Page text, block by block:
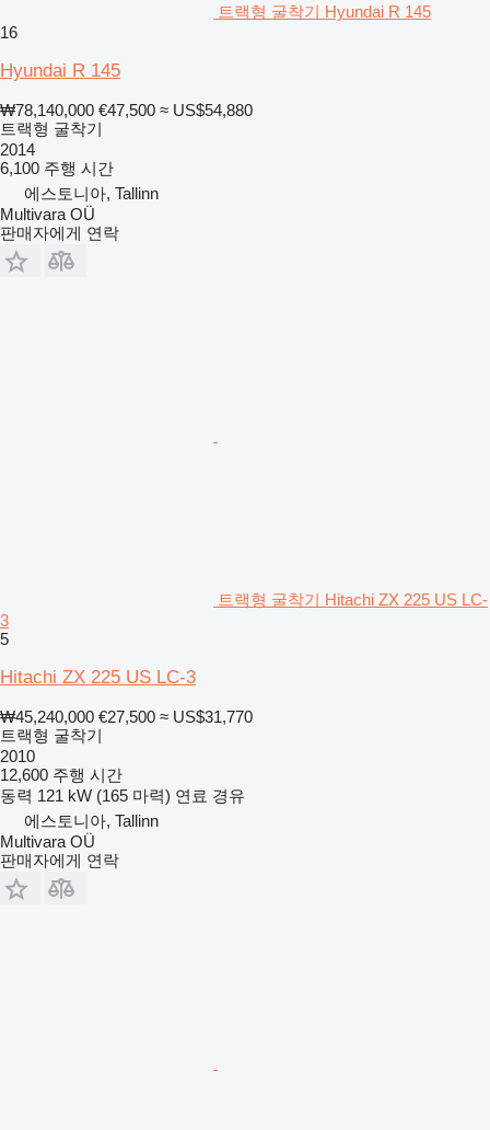
트랙형 굴착기 Hyundai R 145
16
Hyundai R 145
₩78,140,000 €47,500 ≈ US$54,880
트랙형 굴착기
2014
6,100 주행 시간
에스토니아, Tallinn
Multivara OÜ
판매자에게 연락
트랙형 굴착기 Hitachi ZX 225 US LC-
3
5
Hitachi ZX 225 US LC-3
₩45,240,000 €27,500 ≈ US$31,770
트랙형 굴착기
2010
12,600 주행 시간
동력 121 kW (165 마력) 연료 경유
에스토니아, Tallinn
Multivara OÜ
판매자에게 연락